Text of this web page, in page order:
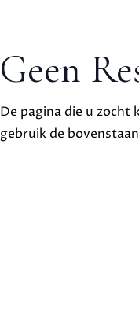
Geen
De pagina die u
gebruik de